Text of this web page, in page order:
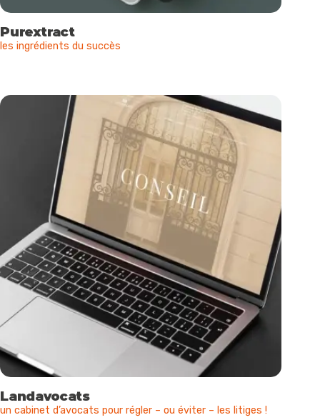
Purextract
les ingrédients du succès
Landavocats
un cabinet d’avocats pour régler – ou éviter – les litiges !